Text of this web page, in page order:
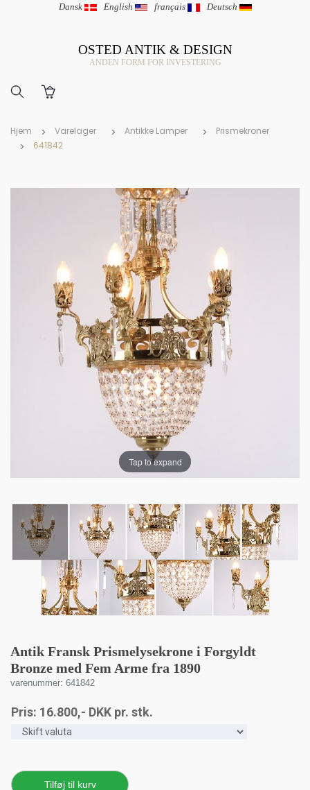
Dansk | English | français | Deutsch
OSTED ANTIK & DESIGN
ANDEN FORM FOR INVESTERING
Hjem Varelager Antikke Lamper
Prismekroner
641842
Tap to expand
Antik Fransk Prismelysekrone i Forgyldt
Bronze med Fem Arme fra 1890
varenummer: 641842
Pris: 16.800,- DKK pr. stk.